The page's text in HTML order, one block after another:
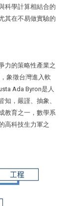
科學計算相結合的
其在不易做實驗的
力的策略性產業之
象徵台灣進入軟
Ada Byron是人
知，嚴謹、抽象、
教育之一，數學系
高科技生力軍之